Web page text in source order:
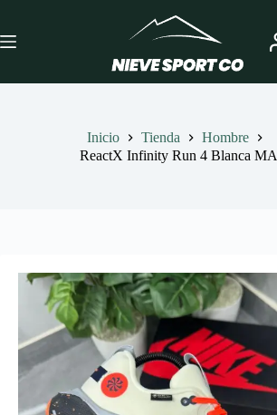
contenido
Inicio Tienda
Hombre
ReactX Infinity Run 4 Blanca MA